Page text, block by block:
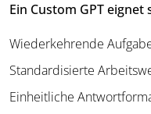
Ein Custom GPT eignet
Wiederkehrende
Standardisierte
Einheitliche